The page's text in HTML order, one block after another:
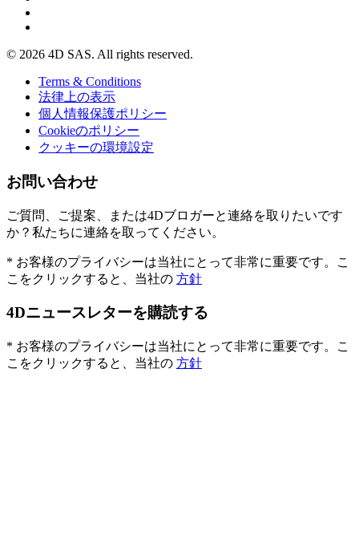
© 2026 4D SAS. All rights reserved.
Terms & Conditions
法律上の表示
個人情報保護ポリシー
Cookieのポリシー
クッキーの環境設定
お問い合わせ
ご質問、ご提案、または4Dブロガーと連絡を取りたいです
か？私たちに連絡を取ってください。
* お客様のプライバシーは当社にとって非常に重要です。こ
こをクリックすると、当社の 方針
4Dニュースレターを購読する
* お客様のプライバシーは当社にとって非常に重要です。こ
こをクリックすると、当社の 方針